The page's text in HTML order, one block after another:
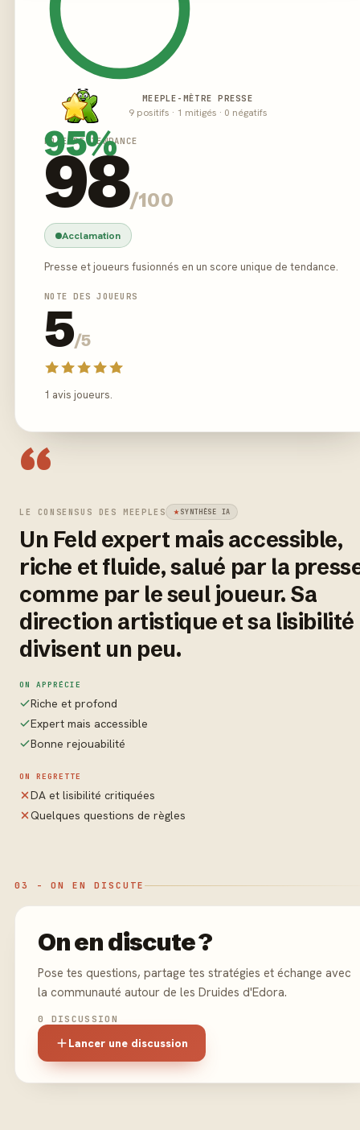
95%
MEEPLE-MÈTRE PRESSE
9 positifs · 1 mitigés · 0 négatifs
NOTE DE TENDANCE
98/100
Acclamation
Presse et joueurs fusionnés en un score unique de tendance.
NOTE DES JOUEURS
5/5
1 avis joueurs.
“
LE CONSENSUS DES MEEPLES SYNTHÈSE IA
Un Feld expert mais accessible,
riche et fluide, salué par la
comme par le seul joueur. Sa
direction artistique et sa lisibilité
divisent un peu.
ON APPRÉCIE
Riche et profond
Expert mais accessible
Bonne rejouabilité
ON REGRETTE
DA et lisibilité critiquées
Quelques questions de règles
03 - ON EN DISCUTE
On en discute ?
Pose tes questions, partage tes stratégies et échange avec
la communauté autour de les Druides d'Edora.
0 DISCUSSION
Lancer une discussion